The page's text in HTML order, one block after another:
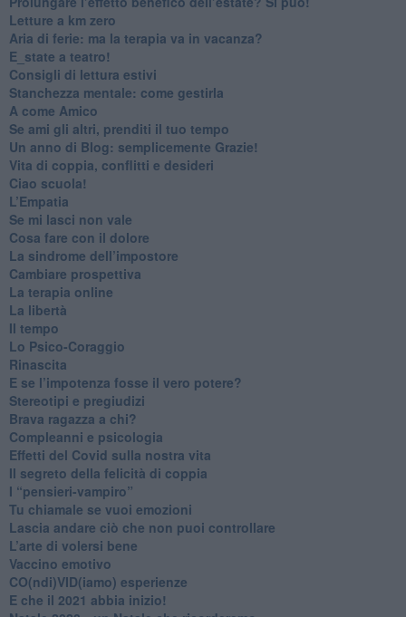
​Letture a km zero
​Aria di ferie: ma la terapia va in vacanza?
​E_state a teatro!
​Consigli di lettura estivi
​Stanchezza mentale: come gestirla
​A come Amico
​Se ami gli altri, prenditi il tuo tempo
​Un anno di Blog: semplicemente Grazie!
​Vita di coppia, conflitti e desideri
​Ciao scuola!
​L’Empatia
​Se mi lasci non vale
Cosa fare con il dolore
​La sindrome dell’impostore
​Cambiare prospettiva
La terapia online
La libertà
​Il tempo
​Lo Psico-Coraggio
Rinascita
​E se l’impotenza fosse il vero potere?
Stereotipi e pregiudizi
​Brava ragazza a chi?
​Compleanni e psicologia
Effetti del Covid sulla nostra vita
Il segreto della felicità di coppia
​I “pensieri-vampiro”
​Tu chiamale se vuoi emozioni
​Lascia andare ciò che non puoi controllare
L’arte di volersi bene
​Vaccino emotivo
CO(ndi)VID(iamo) esperienze
​E che il 2021 abbia inizio!